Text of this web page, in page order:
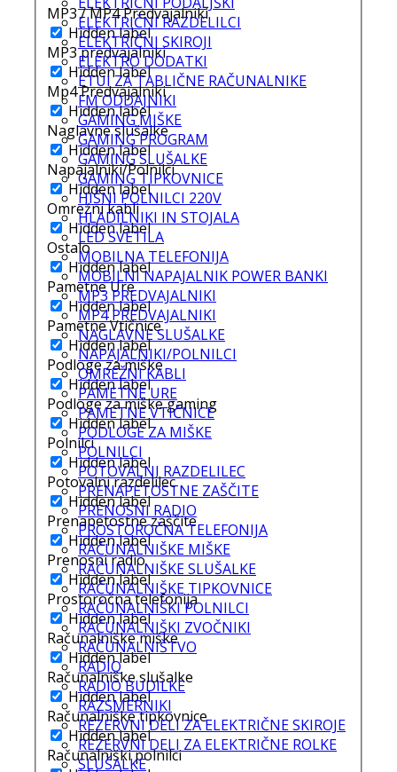
MP3 / MP4 Predvajalniki
Hidden label
MP3 predvajalniki
Hidden label
Mp4 Predvajalniki
Hidden label
Naglavne slušalke
Hidden label
Napajalniki/Polnilci
Hidden label
Omrežni kabli
Hidden label
Ostalo
Hidden label
Pametne Ure
Hidden label
Pametne Vtičnice
Hidden label
Podloge za miške
Hidden label
Podloge za miške gaming
Hidden label
Polnilci
Hidden label
Potovalni razdelilec
Hidden label
Prenapetostne zaščite
Hidden label
Prenosni radio
Hidden label
Prostoročna telefonija
Hidden label
Računalniške miške
Hidden label
Računalniške slušalke
Hidden label
Računalniške tipkovnice
Hidden label
Računalniški polnilci
ELEKTRIČNI RAZDELILCI
ELEKTRIČNI SKIROJI
ELEKTRO DODATKI
ETUI ZA TABLIČNE RAČUNALNIKE
FM ODDAJNIKI
GAMING MIŠKE
GAMING PROGRAM
GAMING SLUŠALKE
GAMING TIPKOVNICE
HIŠNI POLNILCI 220V
HLADILNIKI IN STOJALA
LED SVETILA
MOBILNA TELEFONIJA
MOBILNI NAPAJALNIK POWER BANKI
MP3 PREDVAJALNIKI
MP4 PREDVAJALNIKI
NAGLAVNE SLUŠALKE
NAPAJALNIKI/POLNILCI
OMREŽNI KABLI
PAMETNE URE
PAMETNE VTIČNICE
PODLOGE ZA MIŠKE
POLNILCI
POTOVALNI RAZDELILEC
PRENAPETOSTNE ZAŠČITE
PRENOSNI RADIO
PROSTOROČNA TELEFONIJA
RAČUNALNIŠKE MIŠKE
RAČUNALNIŠKE SLUŠALKE
RAČUNALNIŠKE TIPKOVNICE
RAČUNALNIŠKI POLNILCI
RAČUNALNIŠKI ZVOČNIKI
RAČUNALNIŠTVO
RADIO
RADIO BUDILKE
RAZSMERNIKI
REZERVNI DELI ZA ELEKTRIČNE SKIROJE
REZERVNI DELI ZA ELEKTRIČNE ROLKE
SLUŠALKE